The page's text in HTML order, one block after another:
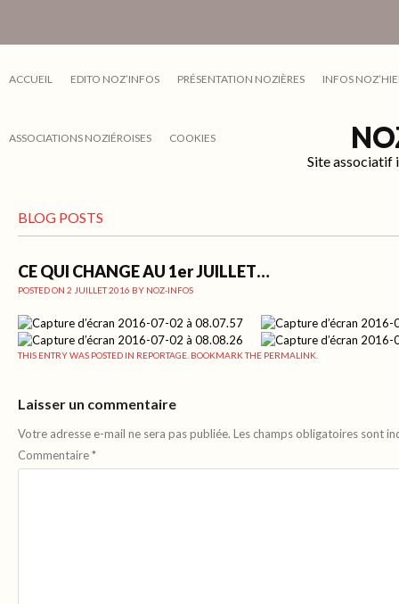
ACCUEIL EDITO NOZ’INFOS PRÉSENTATION NOZIÈRES INFOS
ASSOCIATIONS NOZIÉROISES COOKIES
Site associatif
BLOG POSTS
CE QUI CHANGE AU 1er JUILLET…
POSTED ON 2 JUILLET 2016 BY NOZ-INFOS
THIS ENTRY WAS POSTED IN REPORTAGE . BOOKMARK THE PERMALINK
Laisser un commentaire
Votre adresse e-mail ne sera pas publiée. Les champs obligatoires sont
Commentaire*